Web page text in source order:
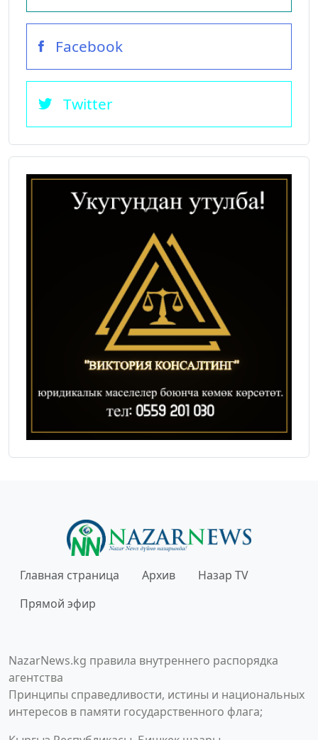
Facebook
Twitter
Главная страница Архив
Назар TV
Прямой эфир
NazarNews.kg правила внутреннего распорядка
агентства
Принципы справедливости, истины и национальных
интересов в памяти государственного флага;